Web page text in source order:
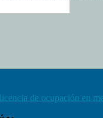
de ocupación en